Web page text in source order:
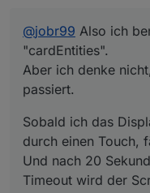
man eine Taste
der Timer
Ich hoffe man
@jobr99 Also ich
"cardEntities".
Aber ich denke
passiert.
Sobald ich das
durch einen Touch,
Und nach 20
Timeout wird der